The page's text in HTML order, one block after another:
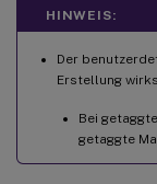
HINWEIS:
Der
Erstellung
Bei
getaggte